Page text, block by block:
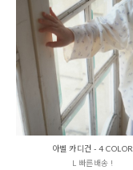
아벨 카디건 - 4 COLOR
L 빠른배송 !